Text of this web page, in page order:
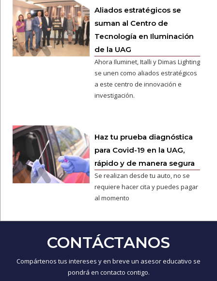
Aliados estratégicos se
suman al Centro de
Tecnología en Iluminación
de la UAG
Ahora Iluminet, Italli y Dimas Lighting
se unen como aliados estratégicos
a este centro de innovación e
investigación.
Haz tu prueba diagnóstica
para Covid-19 en la UAG,
rápido y de manera segura
Se realizan desde tu auto, no se
requiere hacer cita y puedes pagar
al momento
CONTÁCTANOS
Compártenos tus intereses y en breve un asesor educativo se
pondrá en contacto contigo.